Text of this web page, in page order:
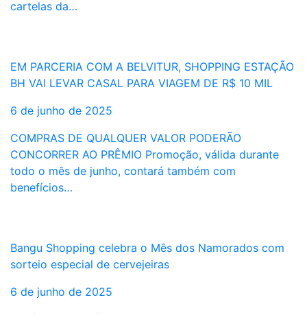
cartelas da…
EM PARCERIA COM A BELVITUR, SHOPPING ESTAÇÃO
BH VAI LEVAR CASAL PARA VIAGEM DE R$ 10 MIL
6 de junho de 2025
COMPRAS DE QUALQUER VALOR PODERÃO
CONCORRER AO PRÊMIO Promoção, válida durante
todo o mês de junho, contará também com
benefícios…
Bangu Shopping celebra o Mês dos Namorados com
sorteio especial de cervejeiras
6 de junho de 2025